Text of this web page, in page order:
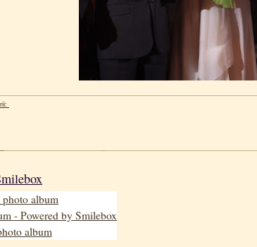
album